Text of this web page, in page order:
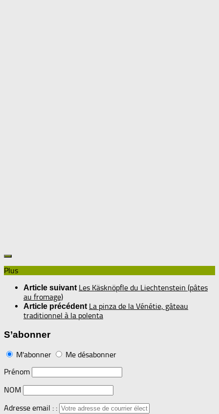
Plus
Article suivant Les Käsknöpfle du Liechtenstein (pâtes
au fromage)
Article précédent La pinza de la Vénétie, gâteau
traditionnel à la polenta
S’abonner
M'abonner
Me désabonner
Prénom
NOM
Adresse email : :